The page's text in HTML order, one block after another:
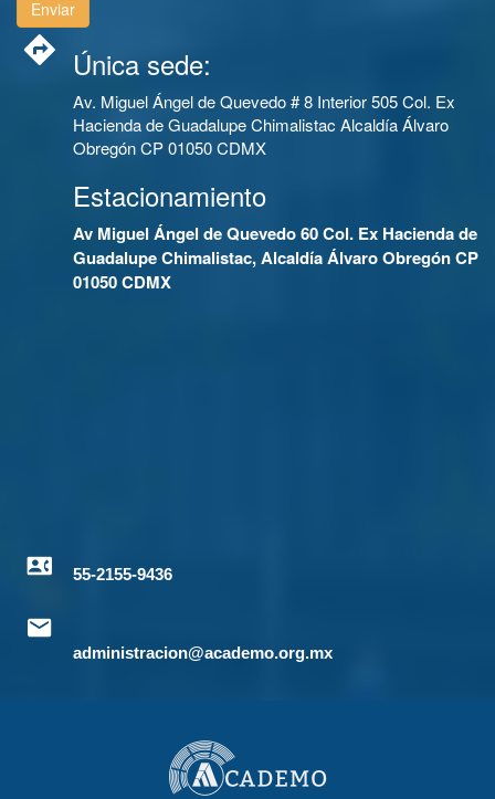
Única sede:
Av. Miguel Ángel de Quevedo # 8 Interior 505 Col. Ex
Hacienda de Guadalupe Chimalistac Alcaldía Álvaro
Obregón CP 01050 CDMX
Estacionamiento
Av Miguel Ángel de Quevedo 60 Col. Ex Hacienda de
Guadalupe Chimalistac, Alcaldía Álvaro Obregón CP
01050 CDMX
55-2155-9436
administracion@academo.org.mx